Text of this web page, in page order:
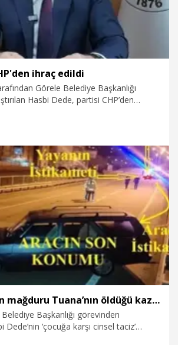
ihraç edildi
Görele Belediye Başkanlığı
Hasbi Dede, partisi CHP’den
Taciz davasının mağduru Tuana’nın öldüğü kazada bilirkişi raporu ortaya çıktı
Başkanlığı görevinden
Dede’nin ‘çocuğa karşı cinsel taciz’